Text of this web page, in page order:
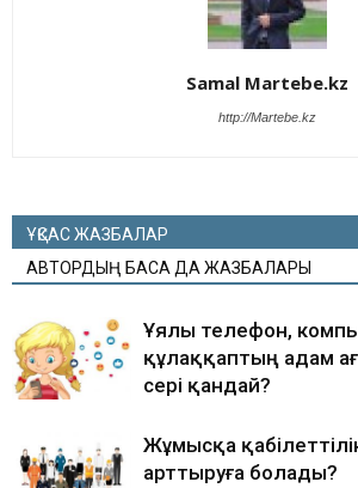
Samal Martebe.kz
http://Martebe.kz
ҰҚСАС ЖАЗБАЛАР
АВТОРДЫҢ БАСҚА ДА ЖАЗБАЛАРЫ
Ұялы телефон,
құлаққаптың адам
әсері қандай?
Жұмысқа
арттыруға болады?